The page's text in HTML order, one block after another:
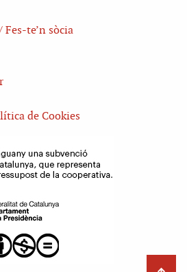
te’n sòcia
de Cookies